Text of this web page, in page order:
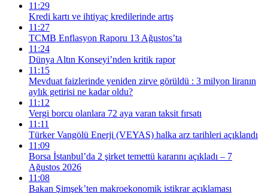
11:29
Kredi kartı ve ihtiyaç kredilerinde artış
11:27
TCMB Enflasyon Raporu 13 Ağustos’ta
11:24
Dünya Altın Konseyi’nden kritik rapor
11:15
Mevduat faizlerinde yeniden zirve görüldü : 3 milyon liranın
aylık getirisi ne kadar oldu?
11:12
Vergi borcu olanlara 72 aya varan taksit fırsatı
11:11
Türker Vangölü Enerji (VEYAS) halka arz tarihleri açıklandı
11:09
Borsa İstanbul’da 2 şirket temettü kararını açıkladı – 7
Ağustos 2026
11:08
Bakan Şimşek’ten makroekonomik istikrar açıklaması